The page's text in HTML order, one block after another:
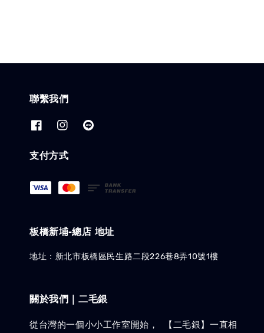
聯繫我們
支付方式
板橋新埔-總店 地址
地址：新北市板橋區民生路二段226巷8弄10號1樓
關於我們｜二毛銀
從台灣的一個小小工作室開始， 【二毛銀】一直相